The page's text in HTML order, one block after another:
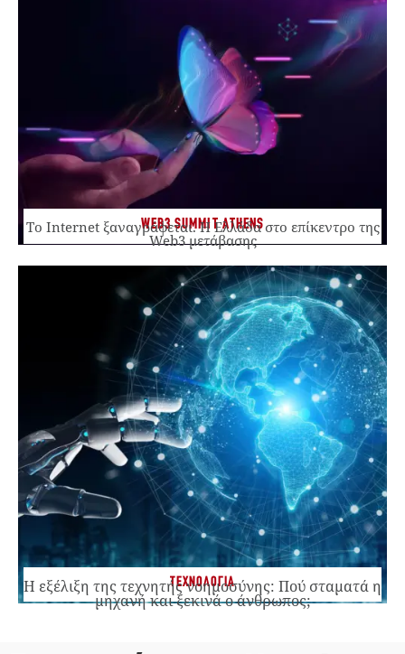
WEB3 SUMMIT ATHENS
Το Internet ξαναγράφεται. Η Ελλάδα στο επίκεντρο της
Web3 μετάβασης
ΤΕΧΝΟΛΟΓΙΑ
Η εξέλιξη της τεχνητής νοημοσύνης: Πού σταματά η
μηχανή και ξεκινά ο άνθρωπος;